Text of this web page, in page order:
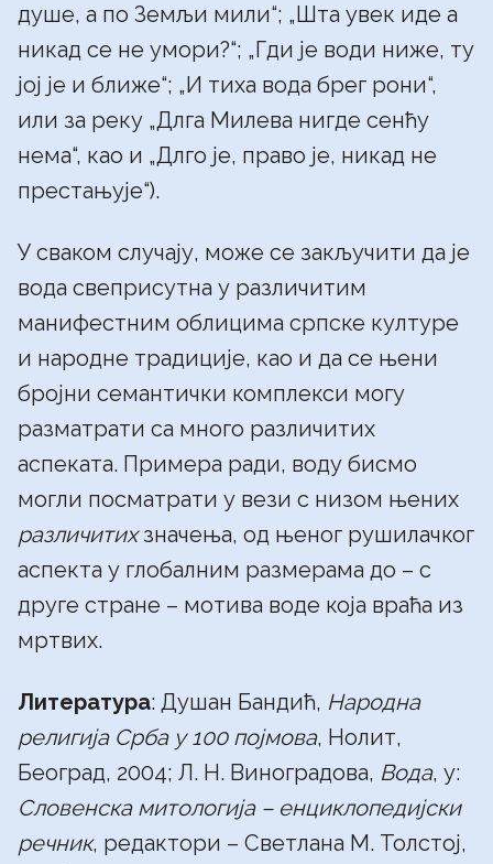
душе, а по Земљи мили“; „Шта увек иде а
никад се не умори?“; „Гди је води ниже, ту
јој је и ближе“; „И тиха вода брег рони“,
или за реку „Длга Милева нигде сенћу
нема“, као и „Длго је, право је, никад не
престањује“).
У сваком случају, може се закључити да је
вода свеприсутна у различитим
манифестним облицима српске културе
и народне традиције, као и да се њени
бројни семантички комплекси могу
разматрати са много различитих
аспеката. Примера ради, воду бисмо
могли посматрати у вези с низом њених
различитихзначења, од њеног рушилачког
аспекта у глобалним размерама до – с
друге стране – мотива воде која враћа из
мртвих.
Литература: Душан Бандић, Народна
религија Срба у 100 појмова, Нолит,
Београд, 2004; Л. Н. Виноградова, Вода, у:
Словенска митологија – енциклопедијски
речник, редактори – Светлана М. Толстој,